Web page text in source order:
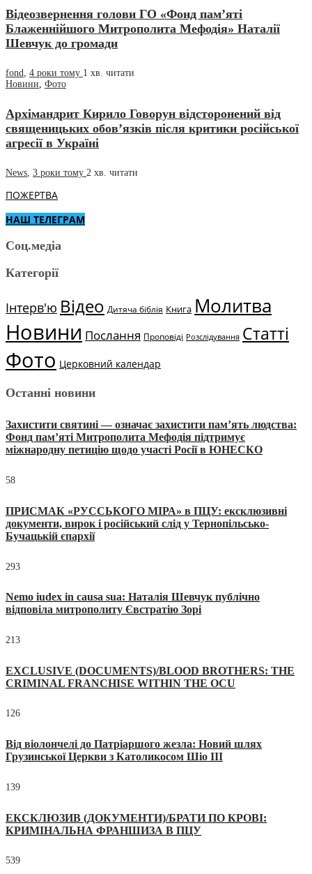
Відеозвернення голови ГО «Фонд пам’яті
Блаженнійшого Митрополита Мефодія» Наталії
Шевчук до громади
fond 4 роки тому 1 хв. читати
Новини Фото
Архімандрит Кирило Говорун відсторонений від
священицьких обов’язків після критики російської
агресії в Україні
News 3 роки тому 2 хв. читати
ПОЖЕРТВА
НАШ ТЕЛЕГРАМ
Соц.медіа
Категорії
Інтерв'ю Відео Дитяча біблія Книга Молитва
Новини Послання Проповіді Розслідування Статті
Фото Церковний календар
Останні новини
Захистити святині — означає захистити пам’ять людства:
Фонд пам’яті Митрополита Мефодія підтримує
міжнародну петицію щодо участі Росії в ЮНЕСКО
58
ПРИСМАК «РУССЬКОГО МІРА» в ПЦУ: ексклюзивні
документи, вирок і російський слід у Тернопільсько-
Бучацькій єпархії
293
Nemo iudex in causa sua: Наталія Шевчук публічно
відповіла митрополиту Євстратію Зорі
213
EXCLUSIVE (DOCUMENTS)/BLOOD BROTHERS: THE
CRIMINAL FRANCHISE WITHIN THE OCU
126
Від віолончелі до Патріаршого жезла: Новий шлях
Грузинської Церкви з Католикосом Шіо III
139
ЕКСКЛЮЗИВ (ДОКУМЕНТИ)/БРАТИ ПО КРОВІ:
КРИМІНАЛЬНА ФРАНШИЗА В ПЦУ
539